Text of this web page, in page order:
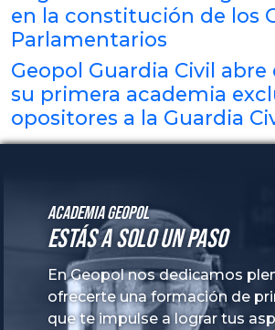
en la constitución de los
Parlamentarios
Geopol Guardia Civil
su primera academia
opositores a la Guardia
Academia GeoPol
Estás a solo un paso
En Geopol nos dedicamos
ofrecerte una formación de
que te impulse a lograr tus